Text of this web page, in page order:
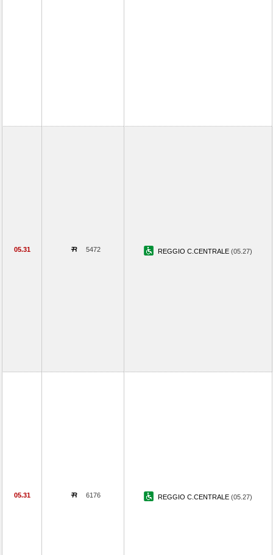
05.31 5472 REGGIO C.CENTRALE (05.27)
05.31 6176 REGGIO C.CENTRALE (05.27)